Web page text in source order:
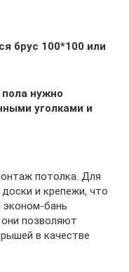
брус 100*100 или
нужно
уголками и
потолка. Для
и крепежи, что
эконом-бань
позволяют
в качестве